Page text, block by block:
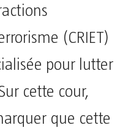
(CRIET)
pour lutter
cette cour,
que cette